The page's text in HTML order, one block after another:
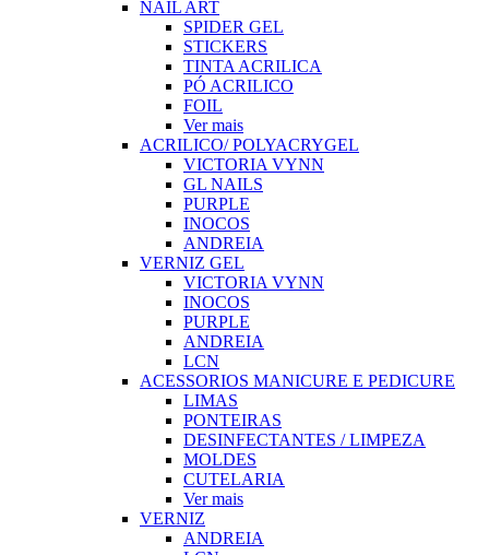
NAIL ART
SPIDER GEL
STICKERS
TINTA ACRILICA
PÓ ACRILICO
FOIL
Ver mais
ACRILICO/ POLYACRYGEL
VICTORIA VYNN
GL NAILS
PURPLE
INOCOS
ANDREIA
VERNIZ GEL
VICTORIA VYNN
INOCOS
PURPLE
ANDREIA
LCN
ACESSORIOS MANICURE E PEDICURE
LIMAS
PONTEIRAS
DESINFECTANTES / LIMPEZA
MOLDES
CUTELARIA
Ver mais
VERNIZ
ANDREIA